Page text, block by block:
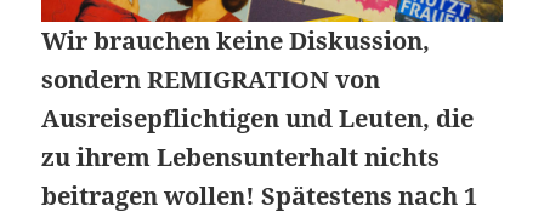
Wir brauchen keine Diskussion,
sondern REMIGRATION von
Ausreisepflichtigen und Leuten, die
zu ihrem Lebensunterhalt nichts
beitragen wollen! Spätestens nach 1